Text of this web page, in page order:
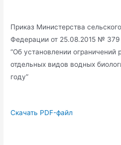
Приказ Министерства
Федерации от 25.08.2015 № 379
“Об установлении ограничений
отдельных видов водных
году”
Скачать PDF-файл